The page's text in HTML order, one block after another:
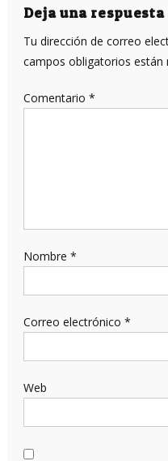
entradas
Deja una respuesta
Tu dirección de correo
campos obligatorios están
Comentario *
Nombre *
Correo electrónico *
Web